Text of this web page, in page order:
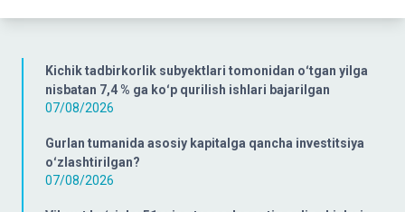
Kichik tadbirkorlik subyektlari tomonidan oʻtgan yilga
nisbatan 7,4 % ga koʻp qurilish ishlari bajarilgan
07/08/2026
Gurlan tumanida asosiy kapitalga qancha investitsiya
oʻzlashtirilgan?
07/08/2026